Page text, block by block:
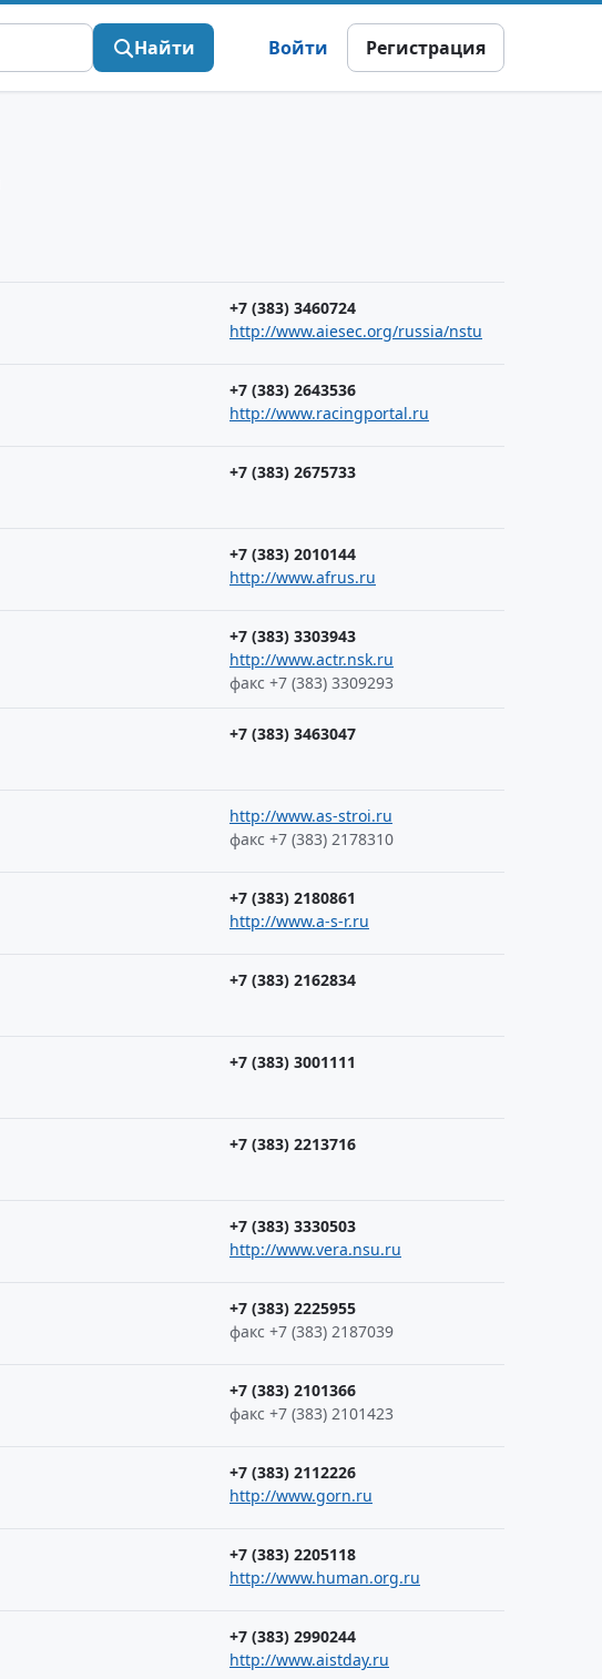
Найти Войти Регистрация
+7 (383) 3460724
http://www.aiesec.org/russia/nstu
+7 (383) 2643536
http://www.racingportal.ru
+7 (383) 2675733
+7 (383) 2010144
http://www.afrus.ru
+7 (383) 3303943
http://www.actr.nsk.ru
факс +7 (383) 3309293
+7 (383) 3463047
http://www.as-stroi.ru
факс +7 (383) 2178310
+7 (383) 2180861
http://www.a-s-r.ru
+7 (383) 2162834
+7 (383) 3001111
+7 (383) 2213716
+7 (383) 3330503
http://www.vera.nsu.ru
+7 (383) 2225955
факс +7 (383) 2187039
+7 (383) 2101366
факс +7 (383) 2101423
+7 (383) 2112226
http://www.gorn.ru
+7 (383) 2205118
http://www.human.org.ru
+7 (383) 2990244
http://www.aistday.ru